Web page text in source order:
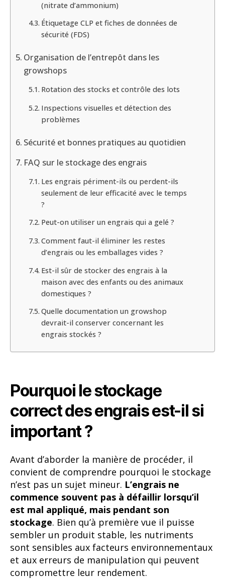
(nitrate d’ammonium)
Étiquetage CLP et fiches de données de
sécurité (FDS)
Organisation de l’entrepôt dans les
growshops
Rotation des stocks et contrôle des lots
Inspections visuelles et détection des
problèmes
Sécurité et bonnes pratiques au quotidien
FAQ sur le stockage des engrais
Les engrais périment-ils ou perdent-ils
seulement de leur efficacité avec le temps
?
Peut-on utiliser un engrais qui a gelé ?
Comment faut-il éliminer les restes
d’engrais ou les emballages vides ?
Est-il sûr de stocker des engrais à la
maison avec des enfants ou des animaux
domestiques ?
Quelle documentation un growshop
devrait-il conserver concernant les
engrais stockés ?
Pourquoi le stockage
correct des engrais est-il si
important ?
Avant d’aborder la manière de procéder, il
convient de comprendre pourquoi le stockage
n’est pas un sujet mineur. L’engrais ne
commence souvent pas à défaillir lorsqu’il
est mal appliqué, mais pendant son
stockage. Bien qu’à première vue il puisse
sembler un produit stable, les nutriments
sont sensibles aux facteurs environnementaux
et aux erreurs de manipulation qui peuvent
compromettre leur rendement.